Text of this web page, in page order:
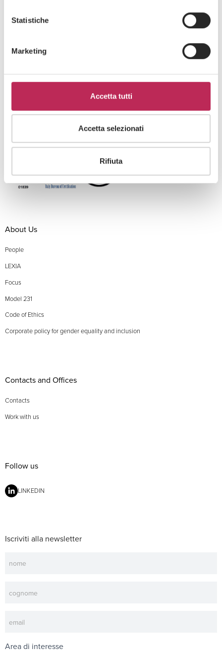
Statistiche
Marketing
Accetta tutti
Accetta selezionati
Rifiuta
Expertise
About Us
People
LEXIA
Focus
Model 231
Code of Ethics
Corporate policy for gender equality and inclusion
Contacts and Offices
Contacts
Work with us
Follow us
LINKEDIN
Iscriviti alla newsletter
Area di interesse